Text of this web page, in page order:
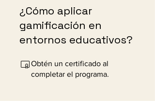
¿Cómo aplicar
gamificación en
entornos educativos?
Obtén un certificado al
completar el programa.